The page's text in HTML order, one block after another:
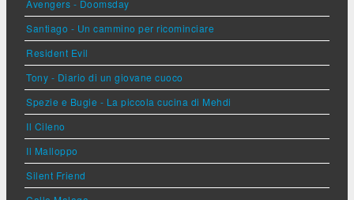
Avengers - Doomsday
Santiago - Un cammino per ricominciare
Resident Evil
Tony - Diario di un giovane cuoco
Spezie e Bugie - La piccola cucina di Mehdi
Il Cileno
Il Malloppo
Silent Friend